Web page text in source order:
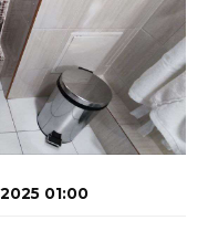
01:00